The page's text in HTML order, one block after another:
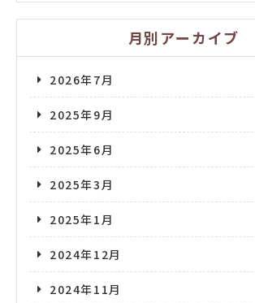
月別アーカイブ
2026年7月
2025年9月
2025年6月
2025年3月
2025年1月
2024年12月
2024年11月